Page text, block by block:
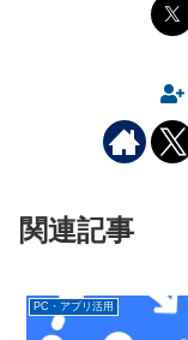
関連記事
PC・アプリ活用